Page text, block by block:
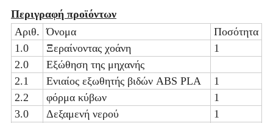
Περιγραφή προϊόντων
Αριθ. Όνομα
Ποσότητα
1.0
Ξεραίνοντας χοάνη
1
2.0
Εξώθηση της μηχανής
2.1
Ενιαίος εξωθητής βιδών ABS PLA
1
2.2
φόρμα κύβων
1
3.0
Δεξαμενή νερού
1